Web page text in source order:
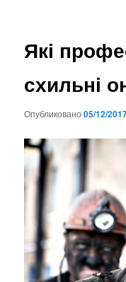
Які
схильні
Опубликовано05/12/